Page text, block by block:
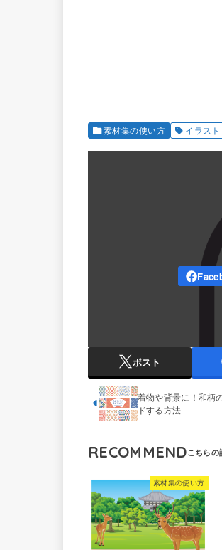
素材集の使い方 イラスト
ポスト
着物や背景に！和柄
ドする方法
RECOMMEND
素材集の使い方